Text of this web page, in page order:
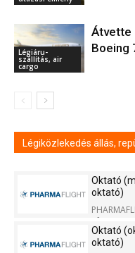
Légiáru-
szállítás, air
cargo
Átvette
Boeing
Légiközlekedés állás,
Oktató
oktató)
Kft.
Oktató
oktató)